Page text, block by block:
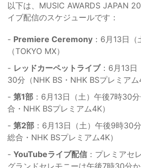
以下は、MUSIC AWARDS JAPAN
イブ配信のスケジュールです：
- Premiere Ceremony ：6月13日
（TOKYO MX）
- レッドカーペットライブ：6月13日
30分（NHK BS・NHK BSプレミアム
- 第1部 ：6月13日（土）午後7時30
合・NHK BSプレミアム4K）
- 第2部 ：6月13日（土）午後9時30
総合・NHK BSプレミアム4K）
- YouTubeライブ配信 ：プレミアセ